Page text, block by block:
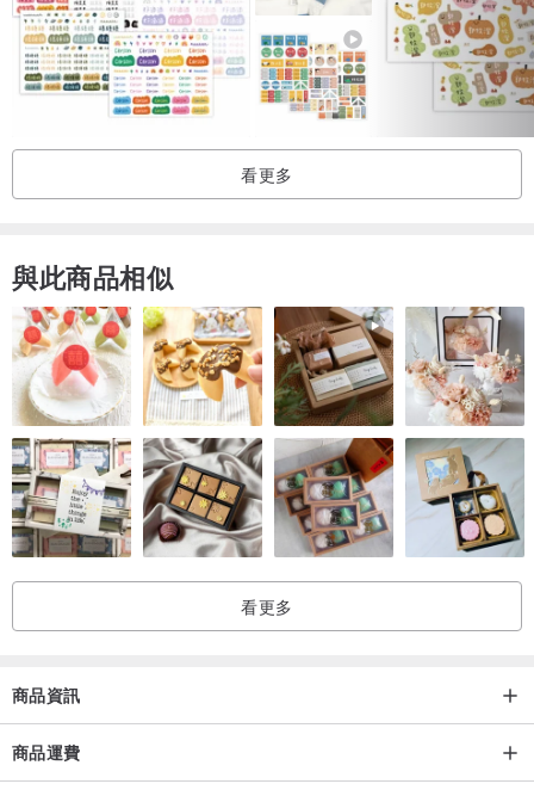
看更多
與此商品相似
看更多
商品資訊
商品運費